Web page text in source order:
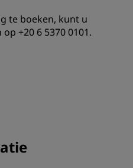
te boeken, kunt u
+20 6 5370 0101.